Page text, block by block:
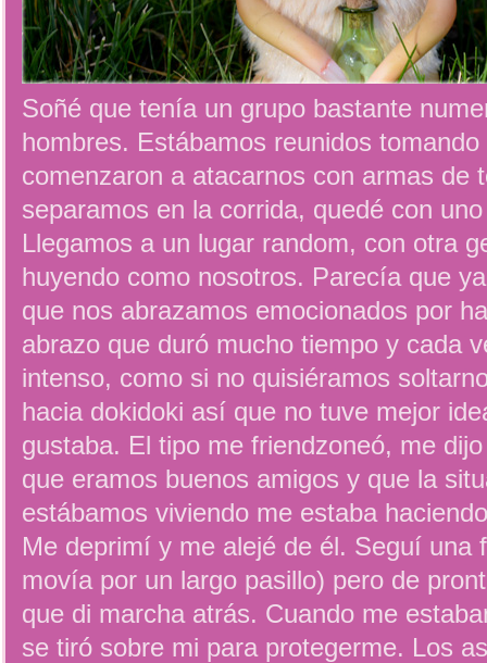
Soñé que tenía un grupo bastante
hombres. Estábamos reunidos
comenzaron a atacarnos con armas de
separamos en la corrida, quedé con
Llegamos a un lugar random, con otra
huyendo como nosotros. Parecía que
que nos abrazamos emocionados por
abrazo que duró mucho tiempo y cada
intenso, como si no quisiéramos
hacia dokidoki así que no tuve mejor
gustaba. El tipo me friendzoneó, me
que eramos buenos amigos y que la
estábamos viviendo me estaba
Me deprimí y me alejé de él. Seguí una
movía por un largo pasillo) pero de
que di marcha atrás. Cuando me
se tiró sobre mi para protegerme. Los